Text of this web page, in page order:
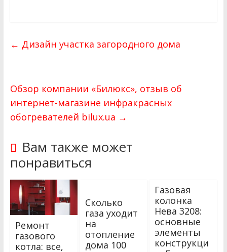
← Дизайн участка загородного дома
Обзор компании «Билюкс», отзыв об
интернет-магазине инфракрасных
обогревателей bilux.ua →
Вам также может
понравиться
Ремонт
газового
котла: все,
Сколько
газа уходит
на
отопление
дома 100
Газовая
колонка
Нева 3208:
основные
элементы
конструкци